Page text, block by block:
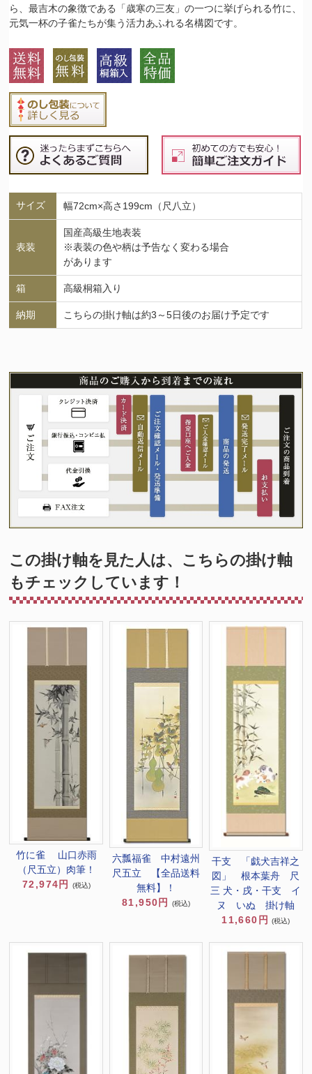
ら、最吉木の象徴である「歳寒の三友」の一つに挙げられる竹に、
元気一杯の子雀たちが集う活力あふれる名構図です。
サイズ 幅72cm×高さ199cm（尺八立）
表装
国産高級生地表装
※表装の色や柄は予告なく変わる場合
があります
箱 高級桐箱入り
納期 こちらの掛け軸は約3～5日後のお届け予定です
この掛け軸を見た人は、こちらの掛け軸
もチェックしています！
竹に雀 山口赤雨
（尺五立）肉筆！
72,974円
(税込)
六瓢福雀 中村遠州
尺五立 【全品送料
無料】！
81,950円
(税込)
干支 「戯犬吉祥之
図」 根本葉舟 尺
三 犬・戌・干支 イ
ヌ いぬ 掛け軸
11,660円
(税込)